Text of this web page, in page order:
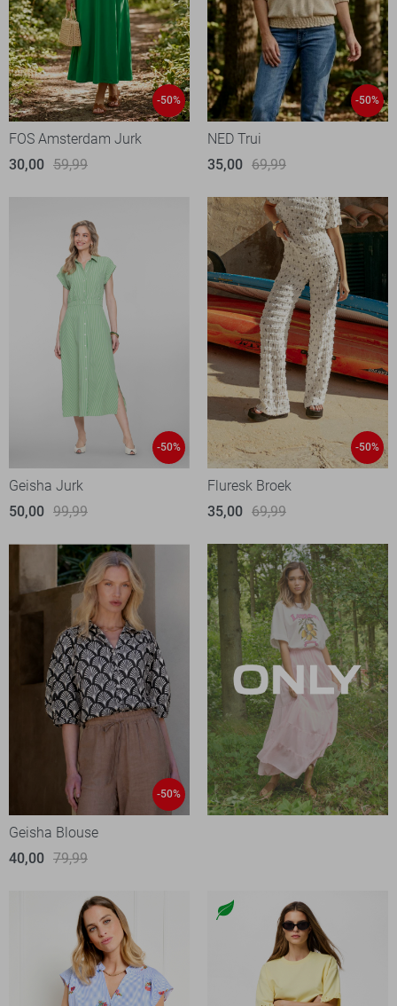
-50%
FOS Amsterdam Jurk
30,00 59,99
-50%
NED Trui
35,00 69,99
-50%
Geisha Jurk
50,00 99,99
-50%
Fluresk Broek
35,00 69,99
-50%
Geisha Blouse
40,00 79,99